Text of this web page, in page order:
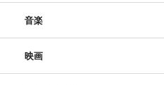
音楽
映画